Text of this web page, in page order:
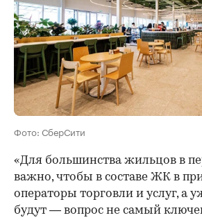
Фото: СберСити
«Для большинства жильцов в
важно, чтобы в составе ЖК в
операторы торговли и услуг, а
будут — вопрос не самый